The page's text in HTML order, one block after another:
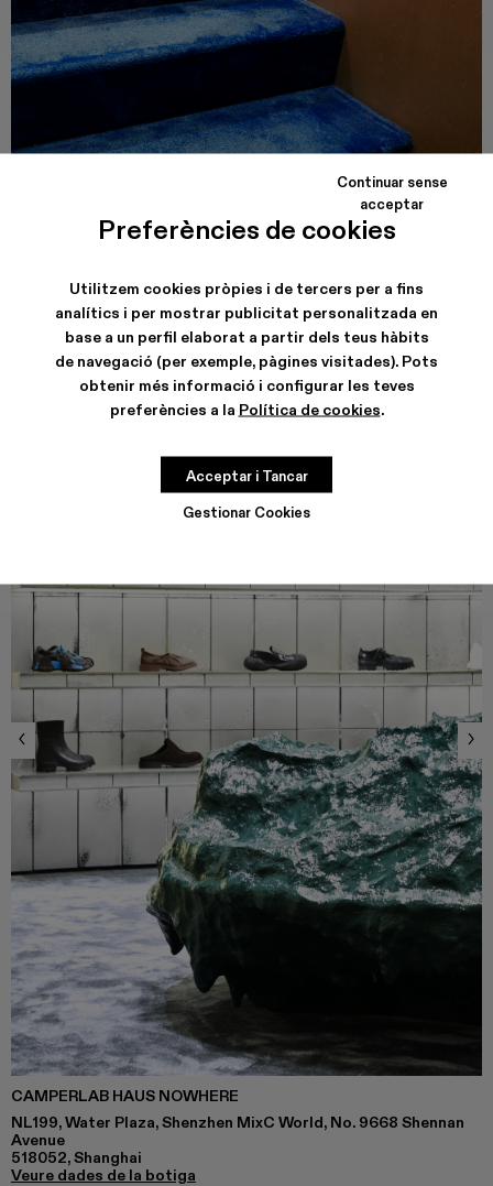
Preferències de cookies
Utilitzem cookies pròpies i de tercers per a fins
analítics i per mostrar publicitat personalitzada en
base a un perfil elaborat a partir dels teus hàbits
de navegació (per exemple, pàgines visitades). Pots
obtenir més informació i configurar les teves
preferències a la Política de cookies.
Gestionar Cookies
Continuar sense
acceptar
Acceptar i Tancar
Carrer de Valencia, 249
CAMPERLAB HAUS NOWHERE
NL199, Water Plaza, Shenzhen MixC World, No. 9668 Shennan
Avenue
518052, Shanghai
Veure dades de la botiga